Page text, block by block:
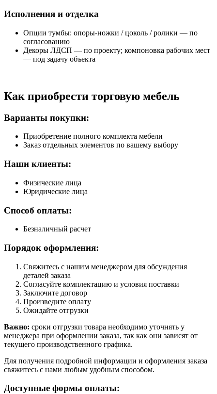
Исполнения и отделка
Опции тумбы: опоры‑ножки / цоколь / ролики — по
согласованию
Декоры ЛДСП — по проекту; компоновка рабочих мест
— под задачу объекта
Как приобрести торговую мебель
Варианты покупки:
Приобретение полного комплекта мебели
Заказ отдельных элементов по вашему выбору
Наши клиенты:
Физические лица
Юридические лица
Способ оплаты:
Безналичный расчет
Порядок оформления:
Свяжитесь с нашим менеджером для обсуждения
деталей заказа
Согласуйте комплектацию и условия поставки
Заключите договор
Произведите оплату
Ожидайте отгрузки
Важно: сроки отгрузки товара необходимо уточнять у
менеджера при оформлении заказа, так как они зависят от
текущего производственного графика.
Для получения подробной информации и оформления заказа
свяжитесь с нами любым удобным способом.
Доступные формы оплаты: